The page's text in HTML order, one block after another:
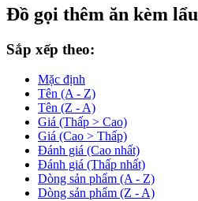
Đồ gọi thêm ăn kèm lẩu
Sắp xếp theo:
Mặc định
Tên (A - Z)
Tên (Z - A)
Giá (Thấp > Cao)
Giá (Cao > Thấp)
Đánh giá (Cao nhất)
Đánh giá (Thấp nhất)
Dòng sản phẩm (A - Z)
Dòng sản phẩm (Z - A)